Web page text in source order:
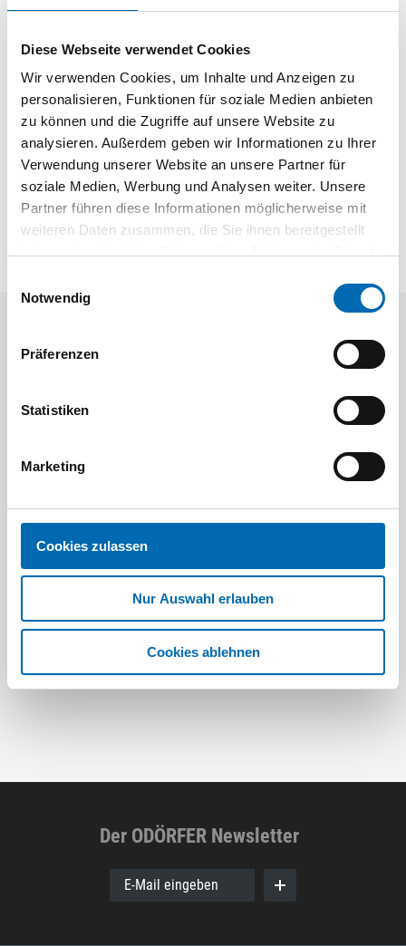
Diese Webseite verwendet Cookies
Wir verwenden Cookies, um Inhalte und Anzeigen zu
personalisieren, Funktionen für soziale Medien anbieten
zu können und die Zugriffe auf unsere Website zu
analysieren. Außerdem geben wir Informationen zu Ihrer
Verwendung unserer Website an unsere Partner für
soziale Medien, Werbung und Analysen weiter. Unsere
Partner führen diese Informationen möglicherweise mit
weiteren Daten zusammen, die Sie ihnen bereitgestellt
Notwendig
Präferenzen
Statistiken
Marketing
Cookies zulassen
Nur Auswahl erlauben
Cookies ablehnen
Schnellspannmutter M14
Produktinformation
APPLICATION/MSWORD
SELFCLEAN Filtersack SC FIS-CT
8 Ausführungen
Artikel-Nr.
Der ODÖRFER Newsletter
E-Mail eingeben